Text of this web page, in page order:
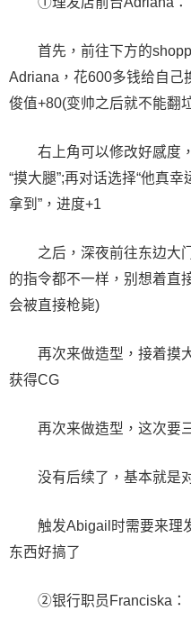
首先，前往下方的
Adriana，花600多钱给自己
俊值+80(变帅之后就不能翻
右上角可以修改好感度
“摸大腿”;再对话选择“他真
拿到”，进度+1
之后，深夜前往东边大
的指令都不一样，别想着
会被直接枪毙)
再次来做造型，接着摸
获得CG
再次来做造型，这次要
没有后续了，基本就是
触发Abigail时需要来理
东西好搞了
②银行职员Franciska：